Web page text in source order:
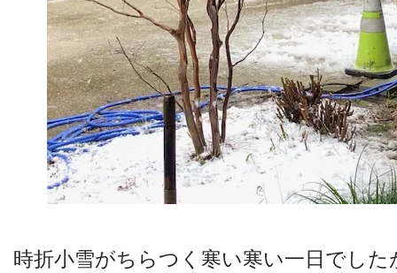
時折小雪がちらつく寒い寒い一日でし